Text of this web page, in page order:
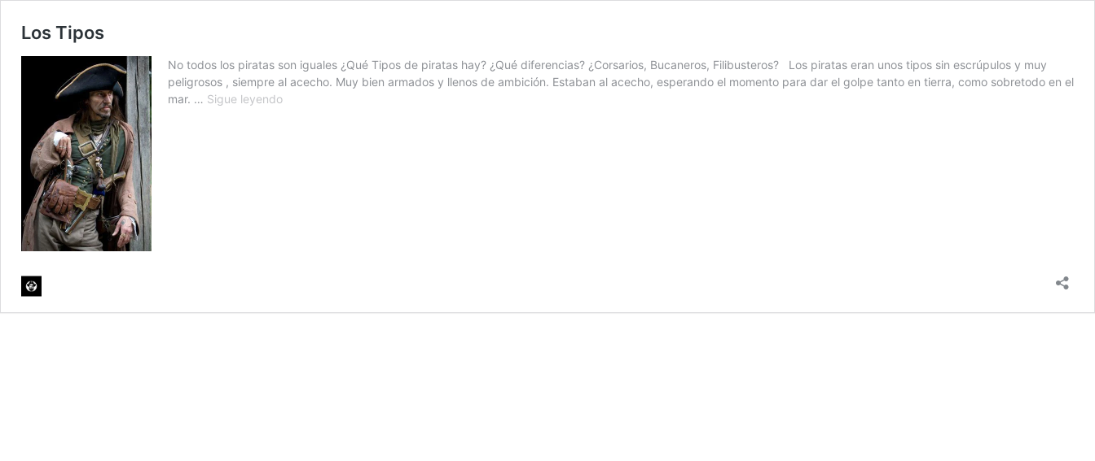
Los Tipos
No todos los piratas son iguales ¿Qué Tipos de piratas hay? ¿Qué diferencias? ¿Corsarios, Bucaneros, Filibusteros? Los piratas eran unos tipos sin escrúpulos y muy
peligrosos , siempre al acecho. Muy bien armados y llenos de ambición. Estaban al acecho, esperando el momento para dar el golpe tanto en tierra, como sobretodo en el
mar. … Sigue leyendoLos